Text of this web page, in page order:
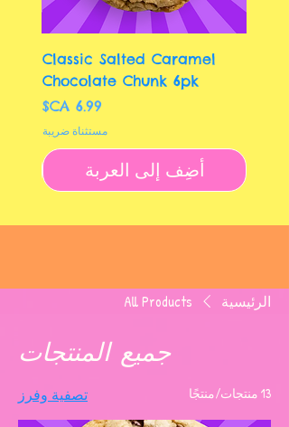
Classic Salted Caramel
Chocolate Chunk 6pk
السعر
مستثناة ضريبة
أضِف إلى العربة
الرئيسية All Products
جميع المنتجات
13 منتجات/منتجًا تصفية وفرز